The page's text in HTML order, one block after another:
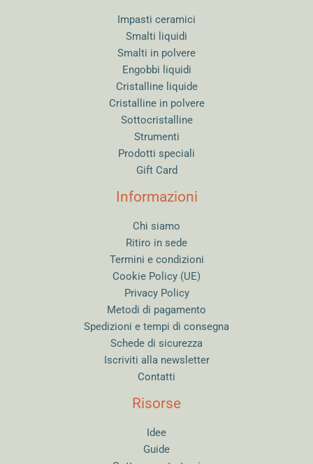
Impasti ceramici
Smalti liquidi
Smalti in polvere
Engobbi liquidi
Cristalline liquide
Cristalline in polvere
Sottocristalline
Strumenti
Prodotti speciali
Gift Card
Informazioni
Chi siamo
Ritiro in sede
Termini e condizioni
Cookie Policy (UE)
Privacy Policy
Metodi di pagamento
Spedizioni e tempi di consegna
Schede di sicurezza
Iscriviti alla newsletter
Contatti
Risorse
Idee
Guide